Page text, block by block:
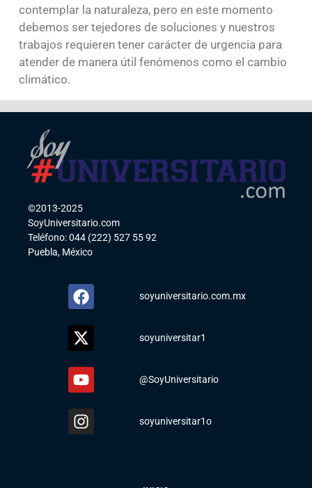
contemplar la naturaleza, pero en este momento
debemos ser tejedores de soluciones y nuestros
trabajos requieren tener carácter de urgencia para
atender de manera útil fenómenos como el cambio
climático.
©2013-2025
SoyUniversitario.com
Teléfono: 044 (222) 527 55 92
Puebla, México
soyuniversitario.com.mx
soyuniversitar1
@SoyUniversitario
soyuniversitar1o